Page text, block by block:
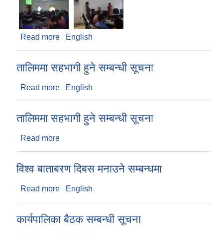
Read more about अनुसिक्ष् ण कार्यक्रमका झलकहरु
English
तालिममा सहभागी हुने सम्बन्धी सूचना
Read more about तालिममा सहभागी हुने सम्बन्धी सूचना
English
तालिममा सहभागी हुने सम्बन्धी सूचना
Read more
विश्व बाताबरण दिबस मनाउने सम्बन्धमा
Read more about विश्व बाताबरण दिबस मनाउने सम्बन्धमा
English
कार्यपालिका बैठक सम्बन्धी सूचना